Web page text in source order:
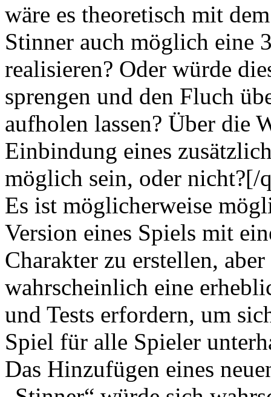
wäre es theoretisch mit
Stinner auch möglich eine
realisieren? Oder würde
sprengen und den Fluch
aufholen lassen? Über die
Einbindung eines
möglich sein, oder nicht?[/
Es ist möglicherweise
Version eines Spiels mit
Charakter zu erstellen,
wahrscheinlich eine
und Tests erfordern, um
Spiel für alle Spieler
Das Hinzufügen eines